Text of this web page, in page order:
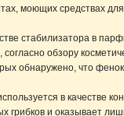
моющих средствах
стабилизатора в
, согласно обзору
обнаружено, что
в качестве
и оказывает